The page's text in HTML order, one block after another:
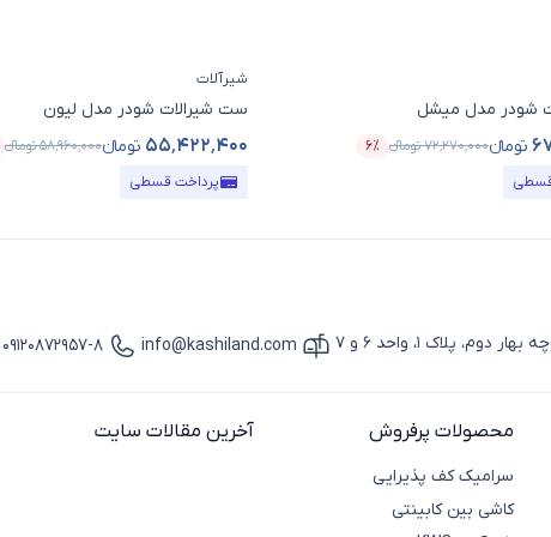
شودر مدل میشل
تومانء۷۲٬۲۷۰٬۰۰۰تومانء ۶٪
درصد تخفیف
قسطی
شیرآلات
ست شیرالات شودر مدل لیون
۵۵٬۴۲۲٬۴۰۰ تومانء۵۸٬۹۶۰٬۰۰۰تومانء
قیمت محصول
پرداخت قسطی
پلاک 1، واحد 6 و 7
آیکون ایمیل
info@kashiland.com
آیکون تماس
09120872957-8
محصولات پرفروش
سرامیک کف پذیرایی
کاشی بین کابینتی
آخرین مقالات سایت